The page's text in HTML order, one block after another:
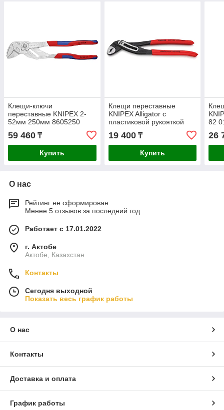
Клещи-ключи
переставные KNIPEX 2-
52мм 250мм 8605250
59 460 ₸
Купить
Клещи переставные
KNIPEX Alligator с
пластиковой рукояткой
250мм 8801250
19 400₸
Купить
82
26
О нас
Рейтинг не сформирован
Менее 5 отзывов за последний год
Работает с 17.01.2022
г. Актобе
Актобе, Казахстан
Контакты
Сегодня выходной
Показать весь график работы
О нас
Контакты
Доставка и оплата
График работы